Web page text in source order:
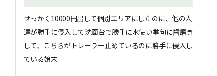
せっかく10000円出して個別エリアにしたのに、他の人
達が勝手に侵入して洗面台で勝手に水使い挙句に歯磨き
して、こちらがトレーラー止めているのに勝手に侵入し
ている始末